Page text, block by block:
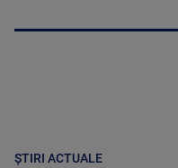
ȘTIRI ACTUALE